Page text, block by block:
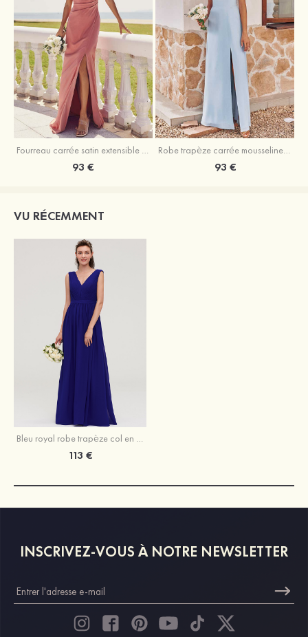
93 € 93 €
VU RÉCEMMENT
Bleu royal robe trapèze col en v mousseline longueur ras du sol robe de demoiselle d'honneur
113 €
INSCRIVEZ-VOUS À NOTRE NEWSLETTER